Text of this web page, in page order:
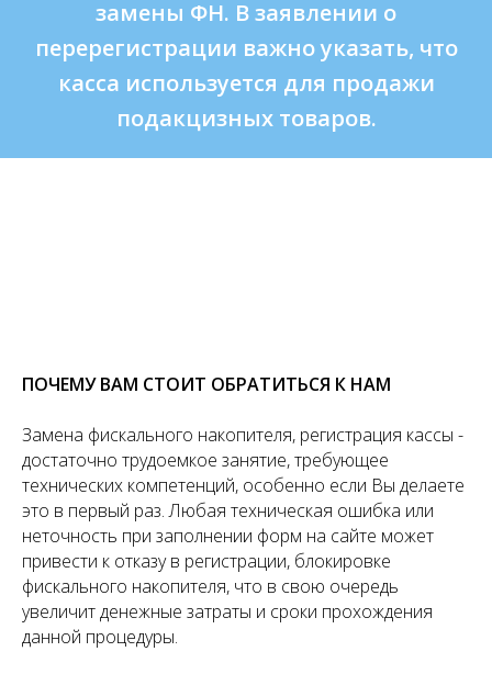
замены ФН. В заявлении о
перерегистрации важно указать, что
касса используется для продажи
подакцизных товаров.
ПОЧЕМУ ВАМ СТОИТ ОБРАТИТЬСЯ К НАМ
Замена фискального накопителя, регистрация кассы -
достаточно трудоемкое занятие, требующее
технических компетенций, особенно если Вы делаете
это в первый раз. Любая техническая ошибка или
неточность при заполнении форм на сайте может
привести к отказу в регистрации, блокировке
фискального накопителя, что в свою очередь
увеличит денежные затраты и сроки прохождения
данной процедуры.